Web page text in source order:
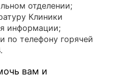
отделении;
Клиники
информации;
по телефону горячей
вам и